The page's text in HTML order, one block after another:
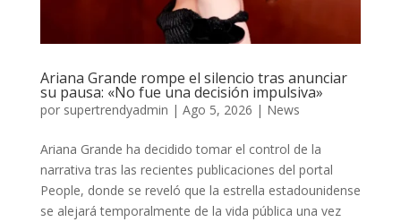
Ariana Grande rompe el silencio tras anunciar
su pausa: «No fue una decisión impulsiva»
por supertrendyadmin | Ago 5, 2026 | News
Ariana Grande ha decidido tomar el control de la
narrativa tras las recientes publicaciones del portal
People, donde se reveló que la estrella estadounidense
se alejará temporalmente de la vida pública una vez